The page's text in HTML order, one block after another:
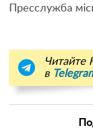
Пресслужба
Читайте
в